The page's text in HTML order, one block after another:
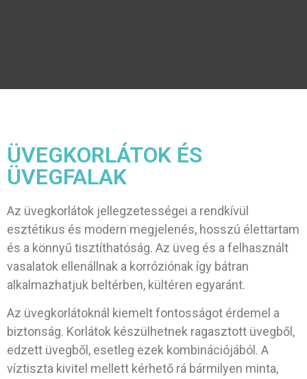
ÜVEGKORLÁTOK ÉS
ÜVEGFALAK
Az üvegkorlátok jellegzetességei a rendkívül
esztétikus és modern megjelenés, hosszú élettartam
és a könnyű tisztíthatóság. Az üveg és a felhasznált
vasalatok ellenállnak a korróziónak így bátran
alkalmazhatjuk beltérben, kültéren egyaránt.
Az üvegkorlátoknál kiemelt fontosságot érdemel a
biztonság. Korlátok készülhetnek ragasztott üvegből,
edzett üvegből, esetleg ezek kombinációjából. A
víztiszta kivitel mellett kérhető rá bármilyen minta,